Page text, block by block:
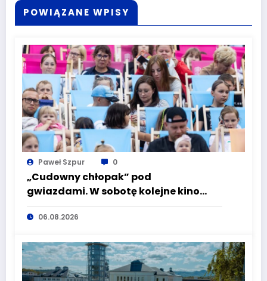
POWIĄZANE WPISY
Paweł Szpur 0
„Cudowny chłopak” pod
gwiazdami. W sobotę kolejne kino
plenerowe w Aqua Zdroju
06.08.2026